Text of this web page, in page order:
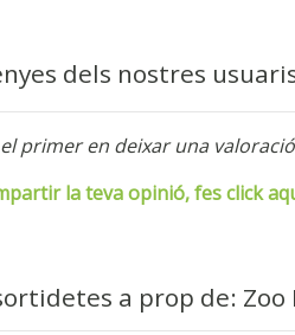
dels nostres
primer en deixar una
la teva opinió, fes click
a prop de: Zoo